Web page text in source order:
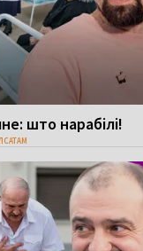
што нарабілі!